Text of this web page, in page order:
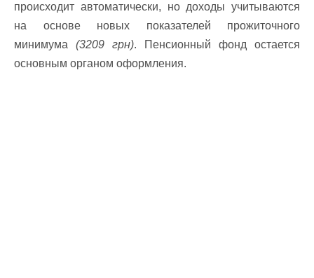
происходит автоматически, но доходы учитываются
на основе новых показателей прожиточного
минимума (3209 грн). Пенсионный фонд остается
основным органом оформления.